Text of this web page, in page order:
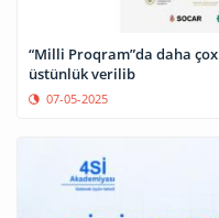
“Milli Proqram”da daha
üstünlük verilib
07-05-2025